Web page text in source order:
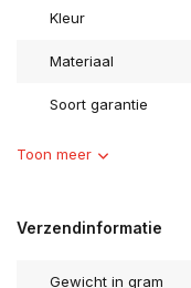
Kleur
Materiaal
Soort garantie
Toon meer
Verzendinformatie
Gewicht in gram